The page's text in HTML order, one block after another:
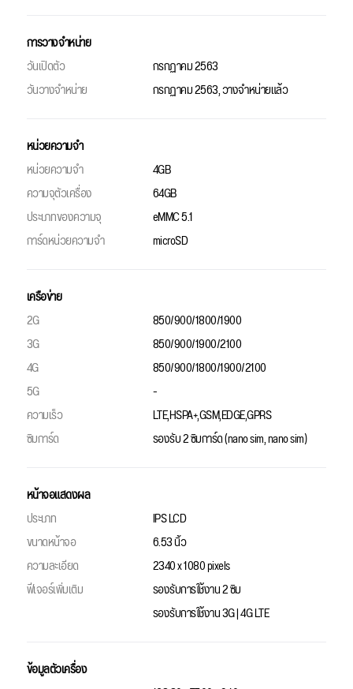
การวางจำหน่าย
วันเปิดตัว
กรกฏาคม 2563
วันวางจำหน่าย
กรกฏาคม 2563, วางจำหน่ายแล้ว
หน่วยความจำ
หน่วยความจำ
4GB
ความจุตัวเครื่อง
64GB
ประเภทของความจุ
eMMC 5.1
การ์ดหน่วยความจำ
microSD
เครือข่าย
2G
850/900/1800/1900
3G
850/900/1900/2100
4G
850/900/1800/1900/2100
5G
-
ความเร็ว
LTE,HSPA+,GSM,EDGE,GPRS
ซิมการ์ด
รองรับ 2 ซิมการ์ด (nano sim, nano sim)
หน้าจอแสดงผล
ประเภท
IPS LCD
ขนาดหน้าจอ
6.53 นิ้ว
ความละเอียด
2340 x 1080 pixels
ฟีเจอร์เพิ่มเติม
รองรับการใช้งาน 2 ซิม
รองรับการใช้งาน 3G | 4G LTE
ข้อมูลตัวเครื่อง